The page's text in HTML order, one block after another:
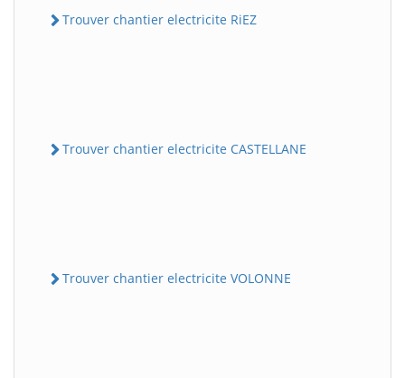
Trouver chantier electricite RiEZ
Trouver chantier electricite CASTELLANE
Trouver chantier electricite VOLONNE